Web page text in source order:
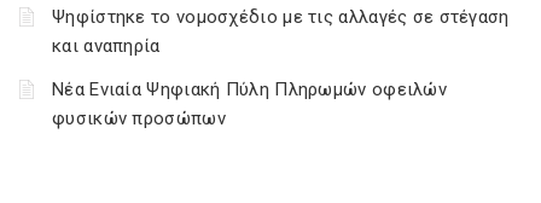
Ψηφίστηκε το νομοσχέδιο με τις αλλαγές σε στέγαση
και αναπηρία
Νέα Ενιαία Ψηφιακή Πύλη Πληρωμών οφειλών
φυσικών προσώπων